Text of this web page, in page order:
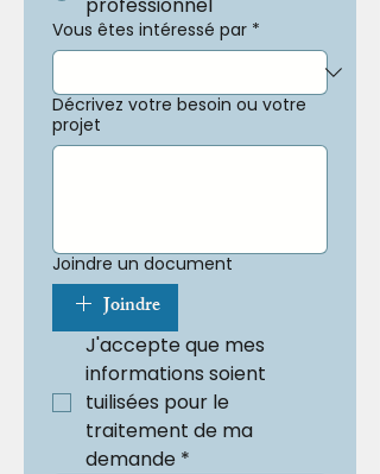
Vous êtes intéressé par *
Décrivez votre besoin ou votre
projet
Joindre un document
Joindre
J'accepte que mes
informations soient
tuilisées pour le
traitement de ma
demande *